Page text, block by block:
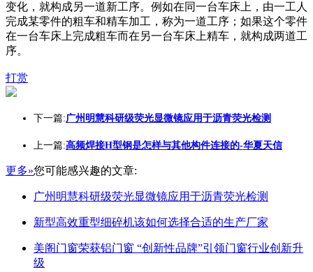
变化，就构成另一道新工序。例如在同一台车床上，由一工人
完成某零件的粗车和精车加工，称为一道工序；如果这个零件
在一台车床上完成粗车而在另一台车床上精车，就构成两道工
序。
打赏
下一篇:广州明慧科研级荧光显微镜应用于沥青荧光检测
上一篇:高频焊接H型钢是怎样与其他构件连接的-华夏天信
更多»您可能感兴趣的文章:
广州明慧科研级荧光显微镜应用于沥青荧光检测
新型高效重型细碎机该如何选择合适的生产厂家
美阁门窗荣获铝门窗 “创新性品牌”引领门窗行业创新升
级